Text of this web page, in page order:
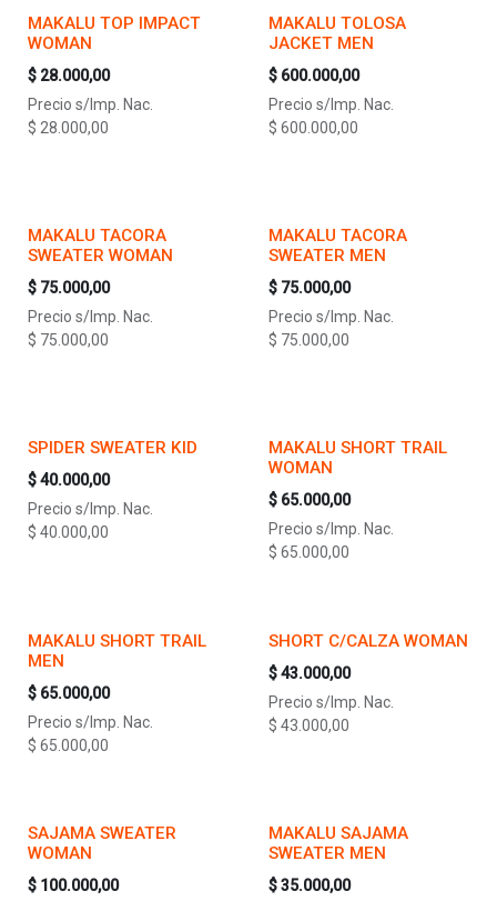
MAKALU TOP IMPACT
WOMAN
$ 28.000,00
Precio s/Imp. Nac.
$ 28.000,00
MAKALU TOLOSA
JACKET MEN
$ 600.000,00
Precio s/Imp. Nac.
$ 600.000,00
MAKALU TACORA
SWEATER WOMAN
$ 75.000,00
Precio s/Imp. Nac.
$ 75.000,00
MAKALU TACORA
SWEATER MEN
$ 75.000,00
Precio s/Imp. Nac.
$ 75.000,00
SPIDER SWEATER KID
$40.000,00
Precio s/Imp. Nac.
$ 40.000,00
MAKALU SHORT TRAIL
WOMAN
$ 65.000,00
Precio s/Imp. Nac.
$ 65.000,00
MAKALU SHORT TRAIL
MEN
$ 65.000,00
Precio s/Imp. Nac.
$ 65.000,00
SHORT C/CALZA WOMAN
$43.000,00
Precio s/Imp. Nac.
$ 43.000,00
SAJAMA SWEATER
WOMAN
$ 100.000,00
MAKALU SAJAMA
SWEATER MEN
$35.000,00